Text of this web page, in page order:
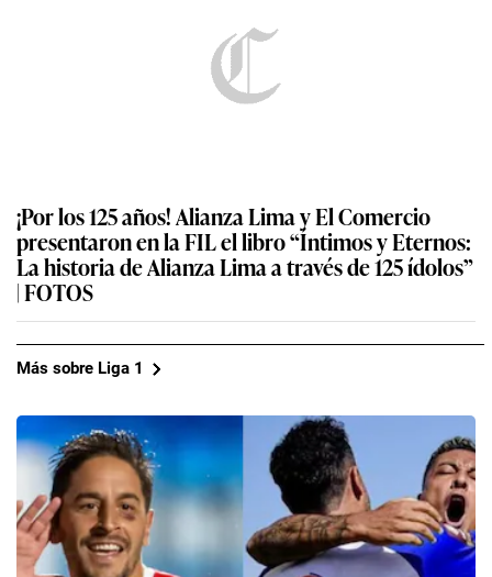
¡Por los 125 años! Alianza Lima y El Comercio
presentaron en la FIL el libro “Íntimos y Eternos:
La historia de Alianza Lima a través de 125 ídolos”
| FOTOS
Más sobre Liga 1